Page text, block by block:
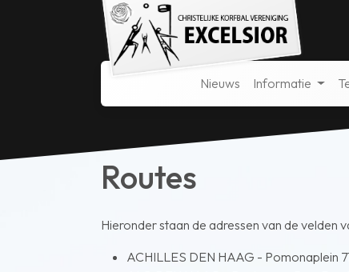
Nieuws Informatie
Routes
Hieronder staan de adressen van de velden
ACHILLES DEN HAAG - Pomonaplein